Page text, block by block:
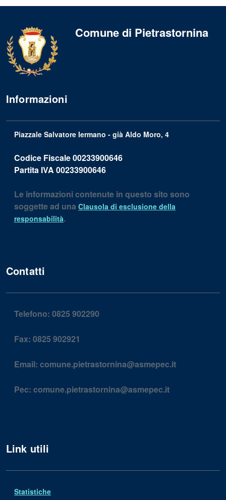
Comune di Pietrastornina
Informazioni
Piazzale Salvatore Iermano - già Aldo Moro, 4
Codice Fiscale00233900646
Partita IVA 00233900646
Le informazioni contenute in questo sito sono
soggette ad una Clausola di esclusione della
responsabilità.
Contatti
Telefono: 0825 902290
Fax: 0825 902921
Email: comune.pietrastornina@asmepec.it
Pec: comune.pietrastornina@asmepec.it
Link utili
Statistiche